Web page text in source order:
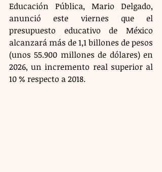
Educación Pública, Mario Delgado,
anunció este viernes que el
presupuesto educativo de México
alcanzará más de 1,1 billones de pesos
(unos 55.900 millones de dólares) en
2026, un incremento real superior al
10 % respecto a 2018.